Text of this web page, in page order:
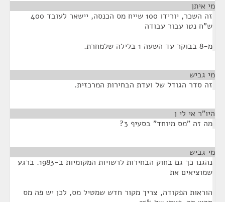
מי איתן
זה השכר, יורידו 100 שייח מס הכנסה, יישאר לעובד 400
ש"ח נטו עבור עבודה
מ-8 בבוקר עד השעה 1 בלילה שלמחרת.
מי גביש
זה סדר הגודל של ועדת הבחירות המרכזית.
היו"ר אי לי ן
מה זה "מס מיוחד" בסעיף 3?
מי גביש
נהגנו כך גם בחוק הבחירות לרשויות המקומיות ב-1983. ברגע
שמוציאים את
הוראות הפקודה, צריך מקור חדש שמטיל מס, לכן יש פה מס